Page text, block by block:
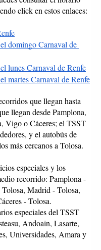
click en estos enlaces:
domingo Carnaval de
lunes Carnaval de Renfe
martes Carnaval de Renfe
que llegan hasta
llegan desde Pamplona,
Vigo o Cáceres; el TSST
y el autobús de
más cercanos a Tolosa.
especiales y los
recorrido: Pamplona -
Madrid - Tolosa,
- Tolosa.
especiales del TSST
Andoain, Lasarte,
Universidades, Amara y